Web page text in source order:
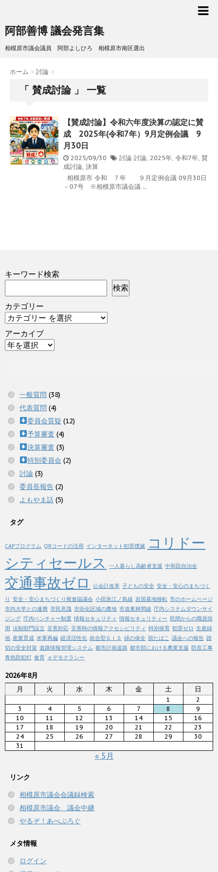
阿部善博 議会発言集
相模原市議会議員 阿部よしひろ 相模原市南区選出
ホーム > 討論 >
「 賛成討論 」 一覧
【賛成討論】令和六年度決算の認定に賛
成 2025年(令和7年）9月定例会議 9
月30日
2025/09/30 討論 討論, 2025年, 令和7年, 賛
成討論, 決算
相模原市 令和 ７年 ９月定例会議 09月30日
－07号 ※相模原市議会議 ...
キーワード検索
検索
カテゴリー
アーカイブ
一般質問 (38)
代表質問 (4)
委員会質疑 (12)
予算審査 (4)
決算審査 (3)
特別委員会 (2)
討論 (3)
委員長報告 (2)
よもやま話 (5)
タグ
CAPプログラム QRコードの活用 インターネット犯罪撲滅
コリドー
シティセールス
一人暮らし高齢者支援 中和田自治会
交通事故ゼロ 公会計改革 子どもの安全 安全・安心のまちづく
り 安全・安心まちづくり推進協議会 小田急江ノ島線 岩国基地移転 市のホームページ
市内大学との連携 市民意識 市街化区域の農地 市道東林間線 庁内システムダウンサイ
ジング 庁内ベンチャー制度 情報セキュリティ 情報セキュリティー 民間からの職員採
用 法制部門設立 災害対応 災害時の情報アクセシビリティ 特別保育 犯罪ゼロ 生産緑
地 産業育成 米軍再編 経済活性化 統合型ＧＩＳ 緑の保全 脱たばこ 議会への報告 踏
切の安全対策 道路情報管理システム 都市計画道路 都市部における農業支援 防音工事
青色防犯灯 食育 ｅデモクラシー
2026年8月
月
火 水 木 金 土 日
1
2
3
4 5 6 7 8
9
10
11 12 13 14 15
16
17
18 19 20 21 22
23
24
25 26 27 28 29
30
31
« 5月
リンク
相模原市議会会議録検索
相模原市議会 議会中継
やるぞ！あべぶろぐ
メタ情報
ログイン